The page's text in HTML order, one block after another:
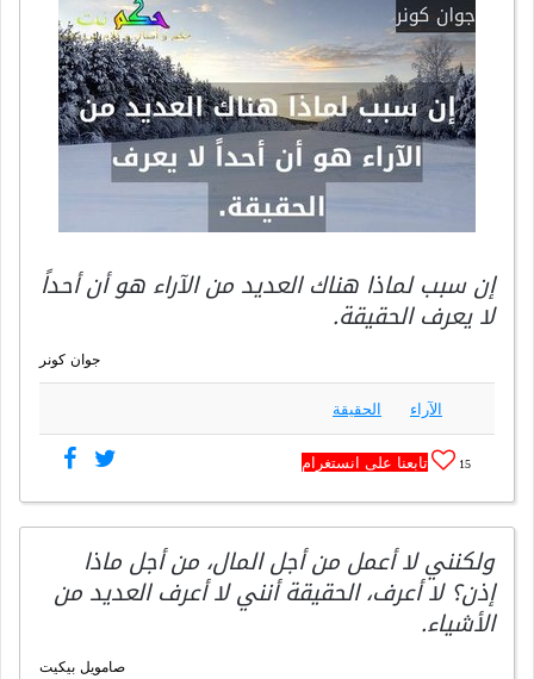
إن سبب لماذا هناك العديد من الآراء هو أن أحداً
لا يعرف الحقيقة.
جوان كونر
الآراء الحقيقة
15 تابعنا على انستغرام
ولكنني لا أعمل من أجل المال، من أجل ماذا
إذن؟ لا أعرف، الحقيقة أنني لا أعرف العديد من
الأشياء.
صامويل بيكيت